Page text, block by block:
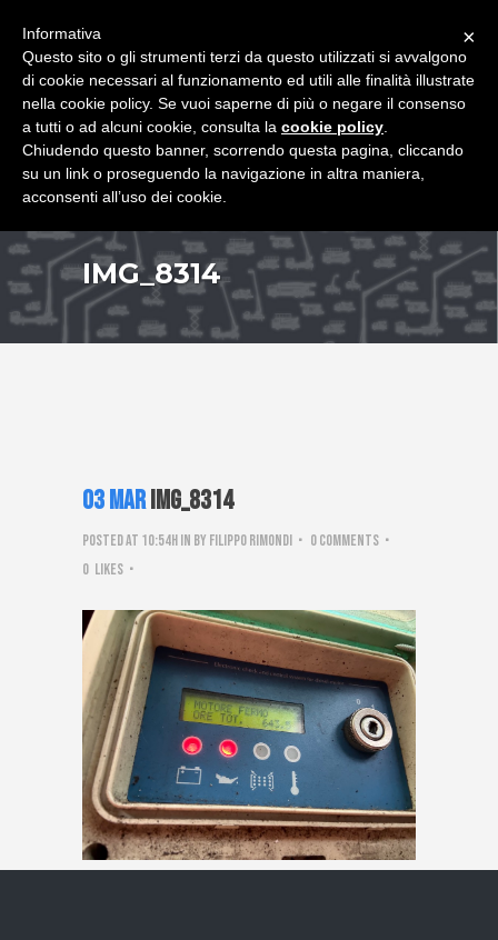
IMG_8314
03 MarIMG_8314
Posted at 10:54hin by Filippo Rimondi
0 Comments
0 Likes
×
Informativa
Questo sito o gli strumenti terzi da questo utilizzati si avvalgono
di cookie necessari al funzionamento ed utili alle finalità illustrate
nella cookie policy. Se vuoi saperne di più o negare il consenso
a tutti o ad alcuni cookie, consulta la cookie policy
Chiudendo questo banner, scorrendo questa pagina, cliccando
su un link o proseguendo la navigazione in altra maniera,
acconsenti all’uso dei cookie.